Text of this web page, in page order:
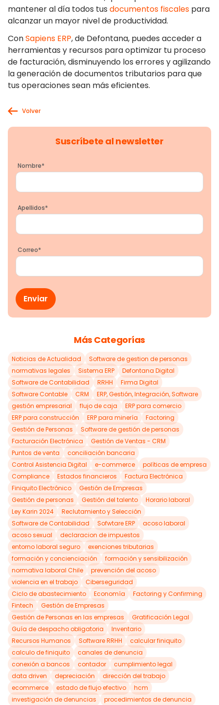
mantener al día todos tus documentos fiscales para
alcanzar un mayor nivel de productividad.
ConSapiens ERP, de Defontana, puedes acceder a
herramientas y recursos para optimizar tu proceso
de facturación, disminuyendo los errores y agilizando
la generación de documentos tributarios para que
tus operaciones sean más eficientes.
Volver
Suscríbete al newsletter
Nombre*
Apellidos*
Correo*
Más Categorías
Noticias de Actualidad
Software de gestion de personas
normativas legales
Sistema ERP
Defontana Digital
Software de Contabilidad
RRHH
Firma Digital
Software Contable
CRM
ERP, Gestión, Integración, Software
gestión empresarial
flujo de caja
ERP para comercio
ERP para construcción
ERP para minería
Factoring
Gestión de Personas
Software de gestión de personas
Facturación Electrónica
Gestión de Ventas - CRM
Puntos de venta
conciliación bancaria
Control Asistencia Digital
e-commerce
políticas de empresa
Compliance
Estados financieros
Factura Electrónica
Finiquito Electrónico
Gestión de Empresas
Gestión de personas
Gestión del talento
Horario laboral
Ley Karin 2024
Reclutamiento y Selección
Software de Contabilidad
Sofwtare ERP
acoso laboral
acoso sexual
declaracion de impuestos
entorno laboral seguro
exenciones tributarias
formación y concienciación
formación y sensibilización
normativa laboral Chile
prevención del acoso
violencia en el trabajo
Ciberseguridad
Ciclo de abastecimiento
Economía
Factoring y Confirming
Fintech
Gestión de Empresas
Gestión de Personas en las empresas
Gratificación Legal
Guía de despacho obligatoria
Inventario
Recursos Humanos
Software RRHH
calcular finiquito
calculo de finiquito
canales de denuncia
conexión a bancos
contador
cumplimiento legal
data driven
depreciación
dirección del trabajo
ecommerce
estado de flujo efectivo
hcm
investigación de denuncias
procedimientos de denuncia